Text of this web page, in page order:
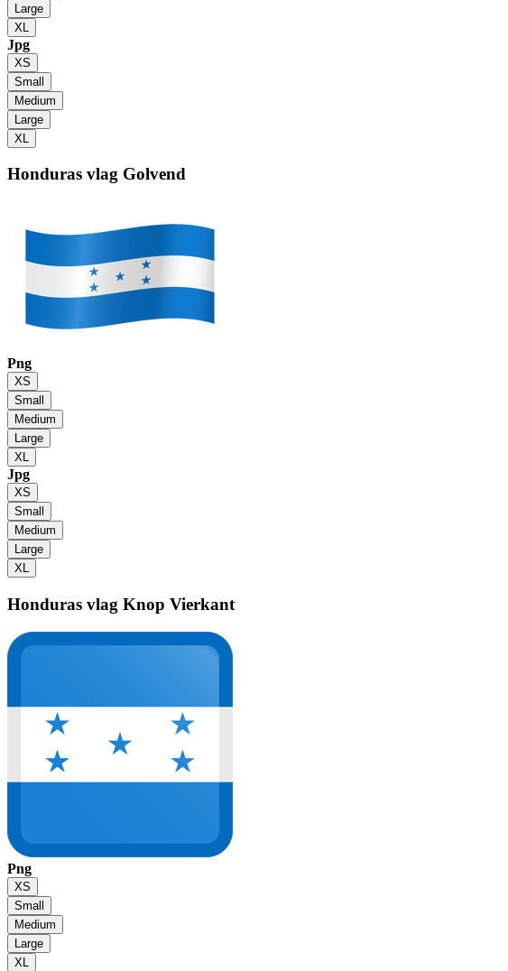
Large
XL
Jpg
XS
Small
Medium
Large
XL
Honduras vlag Golvend
Png
XS
Small
Medium
Large
XL
Jpg
XS
Small
Medium
Large
XL
Honduras vlag Knop Vierkant
Png
XS
Small
Medium
Large
XL